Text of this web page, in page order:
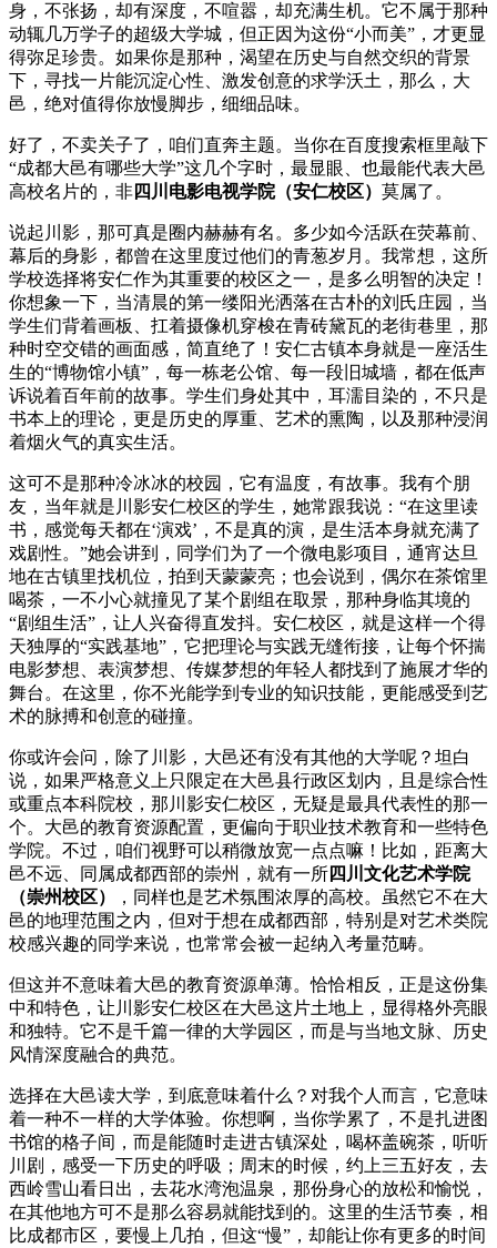
身，不张扬，却有深度，不喧嚣，却充满生机。它不属于那种
动辄几万学子的超级大学城，但正因为这份“小而美”，才更显
得弥足珍贵。如果你是那种，渴望在历史与自然交织的背景
下，寻找一片能沉淀心性、激发创意的求学沃土，那么，大
邑，绝对值得你放慢脚步，细细品味。
好了，不卖关子了，咱们直奔主题。当你在百度搜索框里敲下
“成都大邑有哪些大学”这几个字时，最显眼、也最能代表大邑
高校名片的，非四川电影电视学院（安仁校区） 莫属了。
说起川影，那可真是圈内赫赫有名。多少如今活跃在荧幕前、
幕后的身影，都曾在这里度过他们的青葱岁月。我常想，这所
学校选择将安仁作为其重要的校区之一，是多么明智的决定！
你想象一下，当清晨的第一缕阳光洒落在古朴的刘氏庄园，当
学生们背着画板、扛着摄像机穿梭在青砖黛瓦的老街巷里，那
种时空交错的画面感，简直绝了！安仁古镇本身就是一座活生
生的“博物馆小镇”，每一栋老公馆、每一段旧城墙，都在低声
诉说着百年前的故事。学生们身处其中，耳濡目染的，不只是
书本上的理论，更是历史的厚重、艺术的熏陶，以及那种浸润
着烟火气的真实生活。
这可不是那种冷冰冰的校园，它有温度，有故事。我有个朋
友，当年就是川影安仁校区的学生，她常跟我说：“在这里读
书，感觉每天都在‘演戏’，不是真的演，是生活本身就充满了
戏剧性。”她会讲到，同学们为了一个微电影项目，通宵达旦
地在古镇里找机位，拍到天蒙蒙亮；也会说到，偶尔在茶馆里
喝茶，一不小心就撞见了某个剧组在取景，那种身临其境的
“剧组生活”，让人兴奋得直发抖。安仁校区，就是这样一个得
天独厚的“实践基地”，它把理论与实践无缝衔接，让每个怀揣
电影梦想、表演梦想、传媒梦想的年轻人都找到了施展才华的
舞台。在这里，你不光能学到专业的知识技能，更能感受到艺
术的脉搏和创意的碰撞。
你或许会问，除了川影，大邑还有没有其他的大学呢？坦白
说，如果严格意义上只限定在大邑县行政区划内，且是综合性
或重点本科院校，那川影安仁校区，无疑是最具代表性的那一
个。大邑的教育资源配置，更偏向于职业技术教育和一些特色
学院。不过，咱们视野可以稍微放宽一点点嘛！比如，距离大
邑不远、同属成都西部的崇州，就有一所四川文化艺术学院
（崇州校区）
，同样也是艺术氛围浓厚的高校。虽然它不在大
邑的地理范围之内，但对于想在成都西部，特别是对艺术类院
校感兴趣的同学来说，也常常会被一起纳入考量范畴。
但这并不意味着大邑的教育资源单薄。恰恰相反，正是这份集
中和特色，让川影安仁校区在大邑这片土地上，显得格外亮眼
和独特。它不是千篇一律的大学园区，而是与当地文脉、历史
风情深度融合的典范。
选择在大邑读大学，到底意味着什么？对我个人而言，它意味
着一种不一样的大学体验。你想啊，当你学累了，不是扎进图
书馆的格子间，而是能随时走进古镇深处，喝杯盖碗茶，听听
川剧，感受一下历史的呼吸；周末的时候，约上三五好友，去
西岭雪山看日出，去花水湾泡温泉，那份身心的放松和愉悦，
在其他地方可不是那么容易就能找到的。这里的生活节奏，相
比成都市区，要慢上几拍，但这“慢”，却能让你有更多的时间